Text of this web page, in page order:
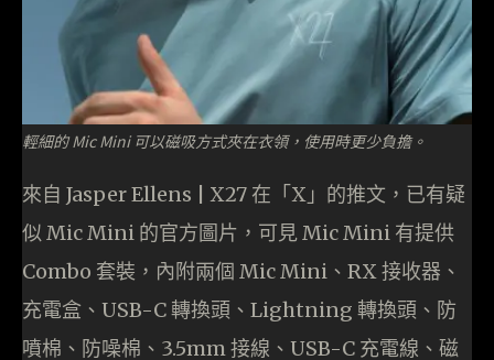
輕細的 Mic Mini 可以磁吸方式夾在衣領，使用時更少負擔。
來自 Jasper Ellens | X27 在「X」的推文，已有疑
似 Mic Mini 的官方圖片，可見 Mic Mini 有提供
Combo 套裝，內附兩個 Mic Mini、RX 接收器、
充電盒、USB-C 轉換頭、Lightning 轉換頭、防
噴棉、防噪棉、3.5mm 接線、USB-C 充電線、磁